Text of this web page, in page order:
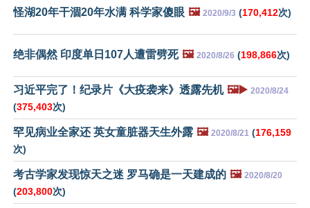
怪湖20年干涸20年水满 科学家傻眼 🖼️ 2020/9/3 (170,412次)
绝非偶然 印度单日107人遭雷劈死 🖼️ 2020/8/26 (198,866次)
习近平完了！纪录片《大疫袭来》透露先机 🖼️▶️ 2020/8/24
(375,403次)
罕见病业全家还 英女童脏器天生外露 🖼️ 2020/8/21 (176,159
次)
考古学家发现惊天之迷 罗马确是一天建成的 🖼️ 2020/8/20
(203,800次)